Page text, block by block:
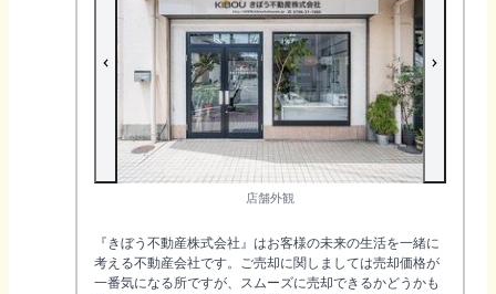
店舗外観
『きぼう不動産株式会社』はお客様の未来の生活を一緒に
考える不動産会社です。ご売却に関しましては売却価格が
一番気になる所ですが、スムーズに売却できるかどうかも